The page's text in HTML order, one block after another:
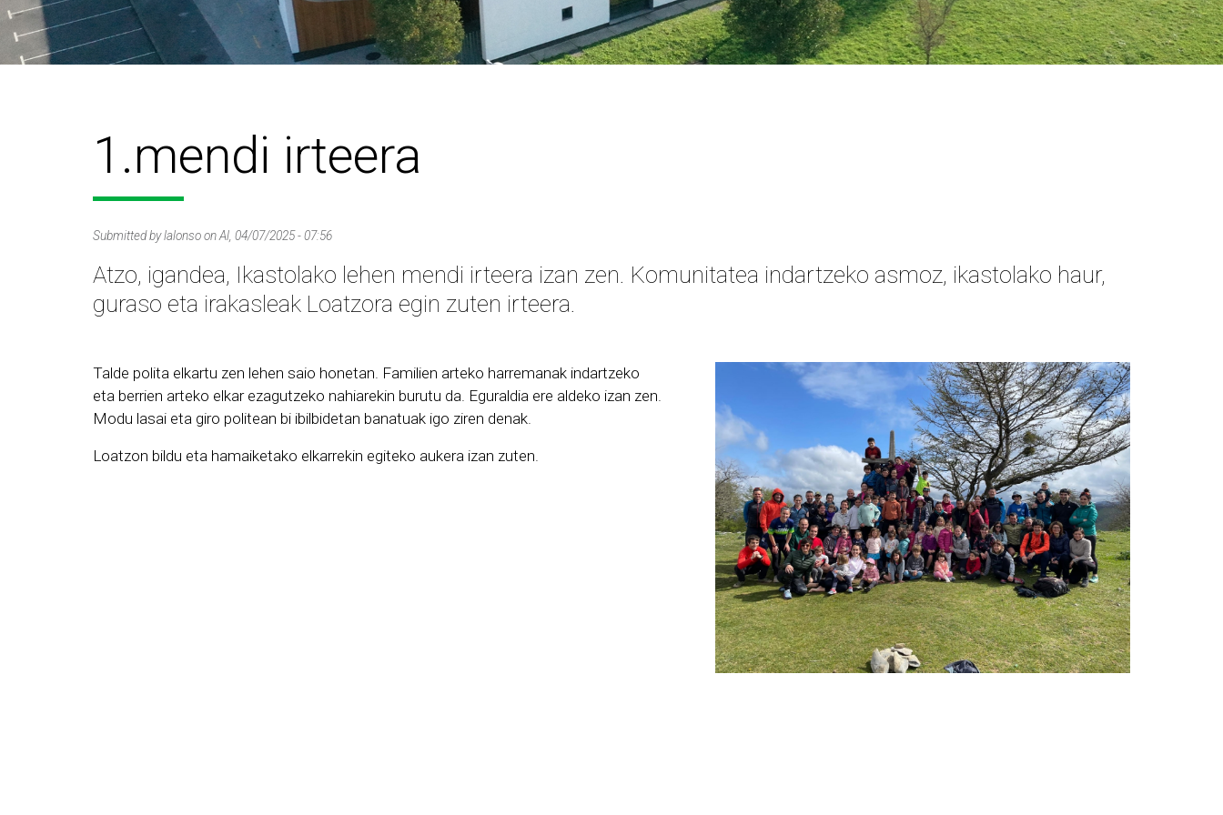
1.mendi irteera
Submitted bylalonsoonAl, 04/07/2025 - 07:56
Atzo, igandea, Ikastolako lehen mendi irteera izan zen. Komunitatea indartzeko asmoz, ikastolako haur,
guraso eta irakasleak Loatzora egin zuten irteera.
Talde polita elkartu zen lehen saio honetan. Familien arteko harremanak indartzeko
eta berrien arteko elkar ezagutzeko nahiarekin burutu da. Eguraldia ere aldeko izan zen.
Modu lasai eta giro politean bi ibilbidetan banatuak igo ziren denak.
Loatzon bildu eta hamaiketako elkarrekin egiteko aukera izan zuten.